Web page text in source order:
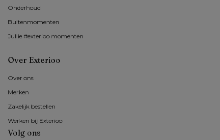
Onderhoud
Buitenmomenten
Jullie #exterioo momenten
Over Exterioo
Over ons
Merken
Zakelijk bestellen
Werken bij Exterioo
Volg ons